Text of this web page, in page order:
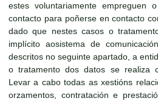
estes voluntariamente empreguen
contacto para poñerse en contacto
dado que nestes casos o
implícito aosistema de
descritos no seguinte apartado, a
o tratamento dos datos se realiza
Levar a cabo todas as xestións
orzamentos, contratación e